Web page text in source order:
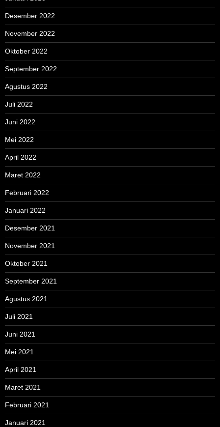
Desember 2022
November 2022
Oktober 2022
September 2022
Agustus 2022
Juli 2022
Juni 2022
Mei 2022
April 2022
Maret 2022
Februari 2022
Januari 2022
Desember 2021
November 2021
Oktober 2021
September 2021
Agustus 2021
Juli 2021
Juni 2021
Mei 2021
April 2021
Maret 2021
Februari 2021
Januari 2021